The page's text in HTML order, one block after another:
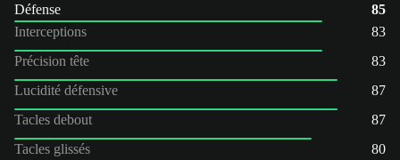
Défense
85
Interceptions
83
Précision tête
83
Lucidité défensive
87
Tacles debout
87
Tacles glissés
80